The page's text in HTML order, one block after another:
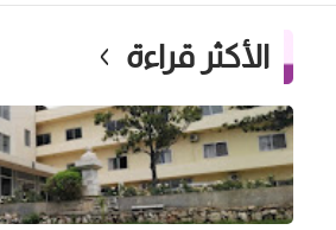
الأكثر قراءة